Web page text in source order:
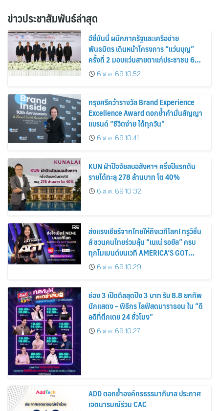
ข่าวประชาสัมพันธ์ล่าสุด
อีซี่มันนี่ ผนึกภาครัฐและเครือข่าย
พันธมิตร เดินหน้าโครงการ “แว่นบุญ”
ครั้งที่ 2 มอบแว่นสายตาแก่ประชาชน 600
คน ขยายโอกาสการมองเห็นสู่ชุมชนไทย
6 ส.ค. 69 10:52
กรุงศรีคว้ารางวัล Brand Experience
Excellence Award ตอกย้ำคำมั่นสัญญา
แบรนด์ “ชีวิตง่าย ได้ทุกวัน”
6 ส.ค. 69 10:41
KUN ฝ่าปัจจัยลบอสังหาฯ ครึ่งปีแรกดัน
รายได้ทะลุ 278 ล้านบาท โต 40%
6 ส.ค. 69 10:32
ส่งแรงเชียร์จากไทยให้ถึงเวทีโลก! ทรูวิชั่น
ส์ ชวนคนไทยร่วมลุ้น “เนเน่ รอยัล” ครบ
ทุกโมเมนต์บนเวที AMERICA’S GOT
TALENT SEASON 21
6 ส.ค. 69 10:29
ช่อง 3 เปิดดีลสุดปัง 3 บาท รับ 8.8 ยกทัพ
นักแสดง – พิธีกร ไลฟ์สดมาราธอน ใน “ดี
ลดีที่ตึกเตย 24 ชั่วโมง”
6 ส.ค. 69 10:27
ADD ตอกย้ำองค์กรธรรมาภิบาล ประกาศ
เจตนารมณ์ร่วม CAC